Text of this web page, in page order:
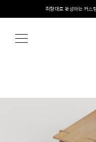
content
취향대로 완성하는 커스